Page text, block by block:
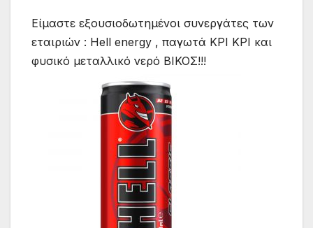
Είμαστε εξουσιοδωτημένοι συνεργάτες των
εταιριών : Hell energy , παγωτά ΚΡΙ ΚΡΙ και
φυσικό μεταλλικό νερό ΒΙΚΟΣ!!!